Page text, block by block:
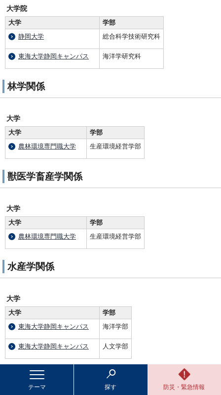
大学院
大学
学部
静岡大学
総合科学技術研究科
東海大学静岡キャンパス 海洋学研究科
林学関係
大学
大学
学部
農林環境専門職大学
生産環境経営学部
獣医学畜産学関係
大学
大学
学部
農林環境専門職大学
生産環境経営学部
水産学関係
大学
大学
学部
東海大学静岡キャンパス
海洋学部
東海大学静岡キャンパス 人文学部
学部
テーマ 探す 防災・緊急情報